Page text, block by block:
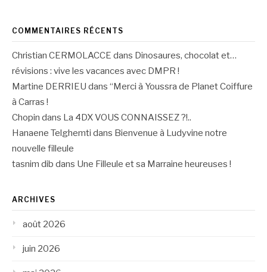
COMMENTAIRES RÉCENTS
Christian CERMOLACCE dans Dinosaures, chocolat et…
révisions : vive les vacances avec DMPR !
Martine DERRIEU dans “Merci à Youssra de Planet Coiffure
à Carras !
Chopin dans La 4DX VOUS CONNAISSEZ ?!..
Hanaene Telghemti dans Bienvenue à Ludyvine notre
nouvelle filleule
tasnim dib dans Une Filleule et sa Marraine heureuses !
ARCHIVES
août 2026
juin 2026